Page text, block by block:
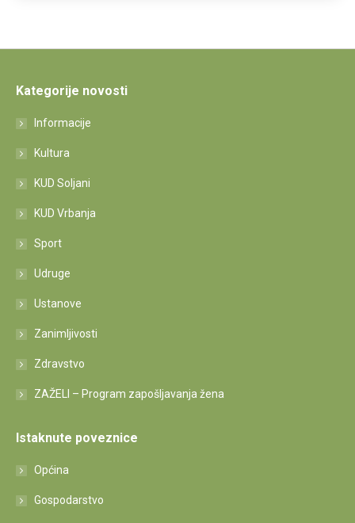
Kategorije novosti
Informacije
Kultura
KUD Soljani
KUD Vrbanja
Sport
Udruge
Ustanove
Zanimljivosti
Zdravstvo
ZAŽELI – Program zapošljavanja žena
Istaknute poveznice
Općina
Gospodarstvo